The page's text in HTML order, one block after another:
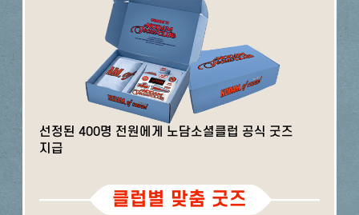
선정된 400명 전원에게 노담소셜클럽 공식 굿즈
지급
클럽별 맞춤 굿즈